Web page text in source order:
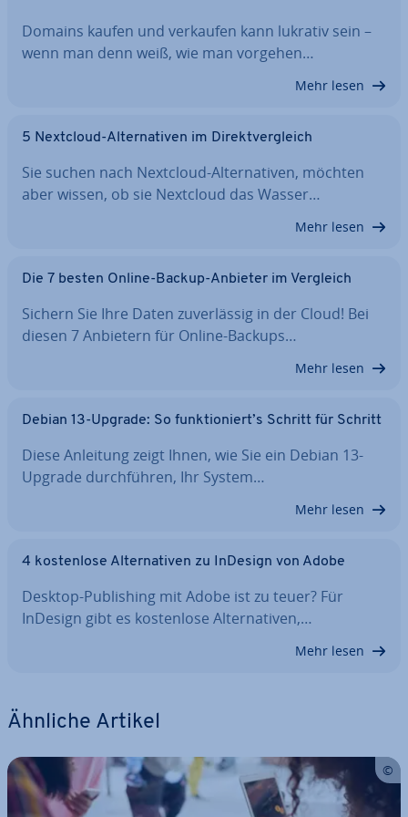
Domains kaufen und verkaufen kann lukrativ sein –
wenn man denn weiß, wie man vorgehen…
Mehr lesen
5 Nextcloud-Al­ter­na­ti­ven im Di­rekt­ver­gleich
Sie suchen nach Nextcloud-Al­ter­na­ti­ven, möchten
aber wissen, ob sie Nextcloud das Wasser…
Mehr lesen
Die 7 besten Online-Backup-Anbieter im Vergleich
Sichern Sie Ihre Daten zu­ver­läs­sig in der Cloud! Bei
diesen 7 Anbietern für Online-Backups…
Mehr lesen
Debian 13-Upgrade: So funk­tio­niert’s Schritt für Schritt
Diese Anleitung zeigt Ihnen, wie Sie ein Debian 13-
Upgrade durch­füh­ren, Ihr System…
Mehr lesen
4 kos­ten­lo­se Al­ter­na­ti­ven zu InDesign von Adobe
Desktop-Pu­bli­shing mit Adobe ist zu teuer? Für
InDesign gibt es kos­ten­lo­se Al­ter­na­ti­ven,…
Mehr lesen
Ähnliche Artikel